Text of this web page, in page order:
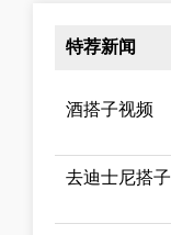
特荐新闻
酒搭子视频
去迪士尼搭子